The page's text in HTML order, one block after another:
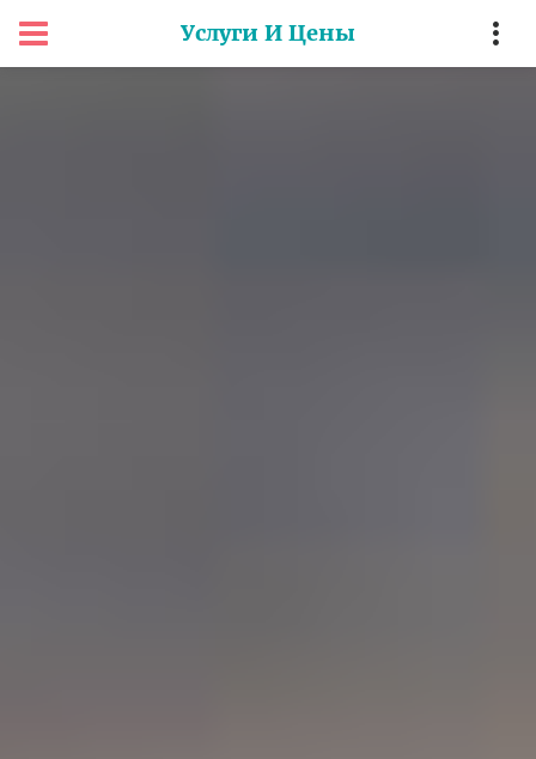
Услуги И Цены